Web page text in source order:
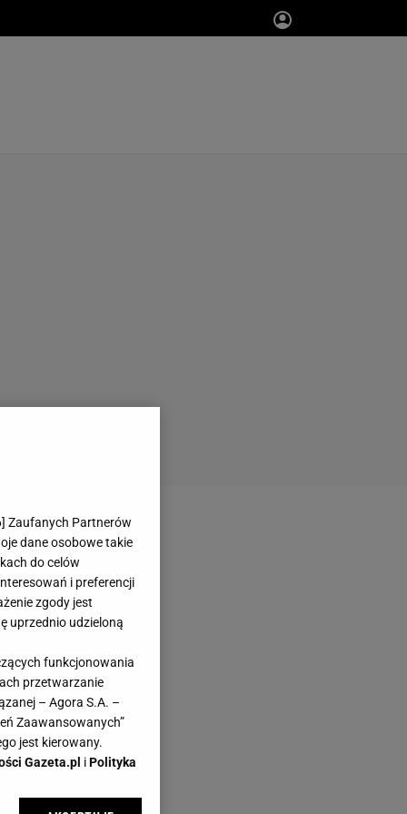
] Zaufanych Partnerów
dane osobowe takie
do celów
i preferencji
zgody jest
uprzednio udzieloną
funkcjonowania
przetwarzanie
– Agora S.A. –
Zaawansowanych”
jest kierowany.
Gazeta.pl iPolityka